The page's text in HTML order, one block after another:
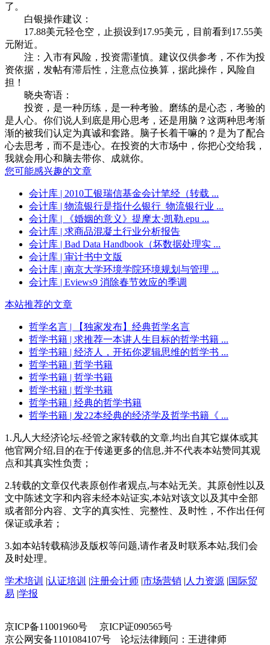
了。
白银操作建议：
17.88美元轻仓空，止损设到17.95美元，目前看到17.55美
元附近。
注：入市有风险，投资需谨慎。建议仅供参考，不作为投
资依据，发帖有滞后性，注意点位换算，据此操作，风险自
担！
晓央寄语：
投资，是一种历练，是一种考验。磨练的是心态，考验的
是人心。你们说人到底是用心思考，还是用脑？这两种思考渐
渐的被我们认定为真诚和套路。脑子长着干嘛的？是为了配合
心去思考，而不是违心。在投资的大市场中，你把心交给我，
我就会用心和脑去带你、成就你。
您可能感兴趣的文章
会计库 | 2010工银瑞信基金会计笔经（转载 ...
会计库 | 物流银行是指什么银行_物流银行业 ...
会计库 | 《婚姻的意义》提摩太·凯勒.epu ...
会计库 | 求商品混凝土行业分析报告
会计库 | Bad Data Handbook（坏数据处理实 ...
会计库 | 审计书中文版
会计库 | 南京大学环境学院环境规划与管理 ...
会计库 | Eviews9 消除春节效应的季调
本站推荐的文章
哲学名言 | 【独家发布】经典哲学名言
哲学书籍 | 求推荐一本讲人生目标的哲学书籍 ...
哲学书籍 | 经济人，开拓你逻辑思维的哲学书 ...
哲学书籍 | 哲学书籍
哲学书籍 | 哲学书籍
哲学书籍 | 哲学书籍
哲学书籍 | 经典的哲学书籍
哲学书籍 | 发22本经典的经济学及哲学书籍《 ...
1.凡人大经济论坛-经管之家转载的文章,均出自其它媒体或其
他官网介绍,目的在于传递更多的信息,并不代表本站赞同其观
点和其真实性负责；
2.转载的文章仅代表原创作者观点,与本站无关。其原创性以及
文中陈述文字和内容未经本站证实,本站对该文以及其中全部
或者部分内容、文字的真实性、完整性、及时性，不作出任何
保证或承若；
3.如本站转载稿涉及版权等问题,请作者及时联系本站,我们会
及时处理。
学术培训 |认证培训 |注册会计师 |市场营销 | 人力资源 |国际贸
易 |学报
京ICP备11001960号 京ICP证090565号
京公网安备1101084107号 论坛法律顾问：王进律师